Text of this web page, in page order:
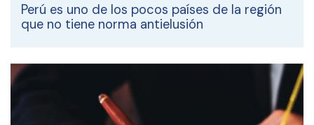
Perú es uno de los pocos países de la región
que no tiene norma antielusión